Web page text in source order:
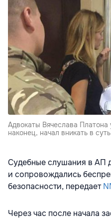
Адвокаты Вячеслава
наконец, начал вникать в
Судебные слушания в АП
и сопровождались
безопасности, передает
Через час после начала